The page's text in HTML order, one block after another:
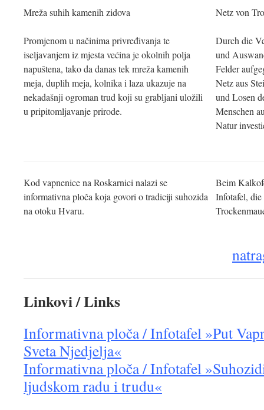
Mreža suhih kamenih zidova
Promjenom u načinima privređivanja te
iseljavanjem iz mjesta većina je okolnih polja
napuštena, tako da danas tek mreža kamenih
meja, duplih meja, kolnika i laza ukazuje na
nekadašnji ogroman trud koji su grabljani uložili
u pripitomljavanje prirode.
Netz von
Durch die
und
Felder
Netz aus
und Losen
Menschen
Natur
Kod vapnenice na Roskarnici nalazi se
informativna ploča koja govori o tradiciji suhozida
na otoku Hvaru.
Beim
Infotafel,
Linkovi / Links
Informativna ploča / Infotafel »Put
Sveta Njedjelja«
Informativna ploča / Infotafel
ljudskom radu i trudu«